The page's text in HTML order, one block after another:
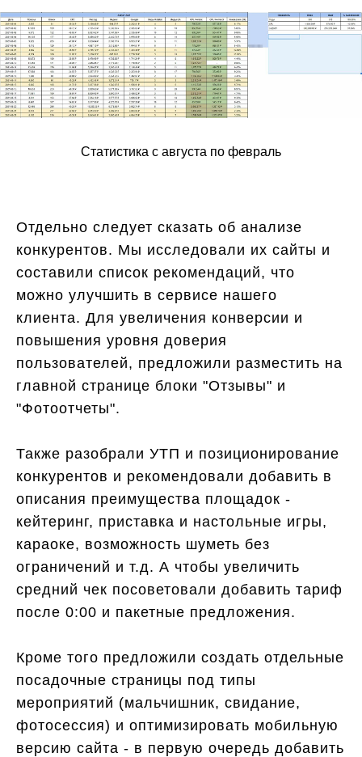
Статистика с августа по февраль
Отдельно следует сказать об анализе
конкурентов. Мы исследовали их сайты и
составили список рекомендаций, что
можно улучшить в сервисе нашего
клиента. Для увеличения конверсии и
повышения уровня доверия
пользователей, предложили разместить на
главной странице блоки "Отзывы" и
"Фотоотчеты".
Также разобрали УТП и позиционирование
конкурентов и рекомендовали добавить в
описания преимущества площадок -
кейтеринг, приставка и настольные игры,
караоке, возможность шуметь без
ограничений и т.д. А чтобы увеличить
средний чек посоветовали добавить тариф
после 0:00 и пакетные предложения.
Кроме того предложили создать отдельные
посадочные страницы под типы
мероприятий (мальчишник, свидание,
фотосессия) и оптимизировать мобильную
версию сайта - в первую очередь добавить